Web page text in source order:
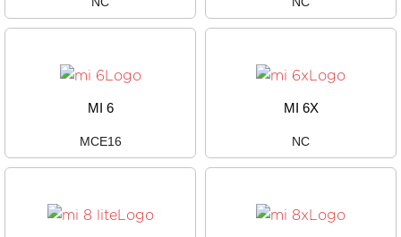
MI 6
MCE16
MI 6X
NC